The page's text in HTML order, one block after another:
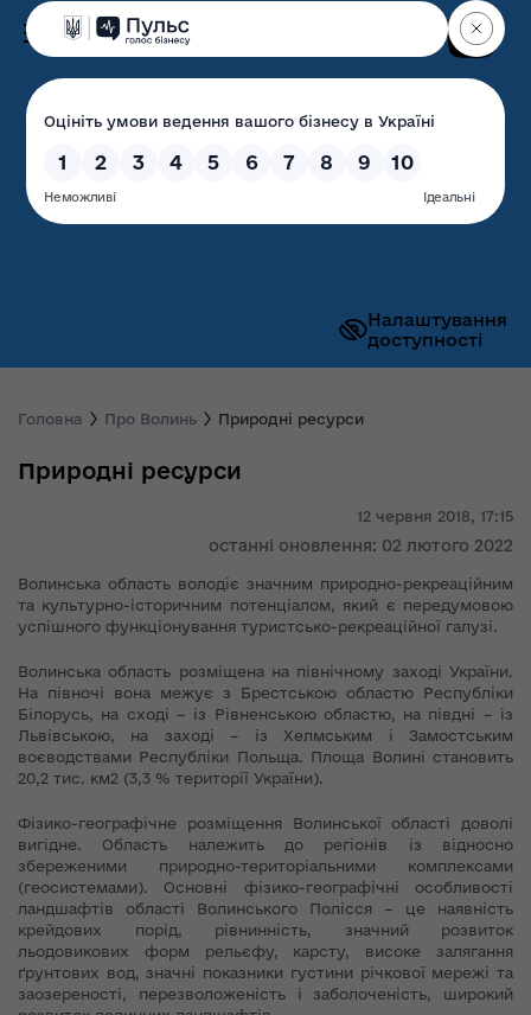
Налаштування
доступності
Волинська обласна
державна адміністрація
Головна Про Волинь Природні ресурси
12 червня 2018, 17:15
останні оновлення: 02 лютого 2022
Природні ресурси
Волинська область володіє значним природно-рекреаційним
та культурно-історичним потенціалом, який є передумовою
успішного функціонування туристсько-рекреаційної галузі.
Волинська область розміщена на північному заході України.
На півночі вона межує з Брестською областю Республіки
Білорусь, на сході – із Рівненською областю, на півдні – із
Львівською, на заході – із Хелмським і Замостським
воєводствами Республіки Польща. Площа Волині становить
20,2 тис. км2 (3,3 % території України).
Фізико-географічне розміщення Волинської області доволі
вигідне. Область належить до регіонів із відносно
збереженими природно-територіальними комплексами
(геосистемами). Основні фізико-географічні особливості
ландшафтів області Волинського Полісся – це наявність
крейдових порід, рівнинність, значний розвиток
льодовикових форм рельєфу, карсту, високе залягання
ґрунтових вод, значні показники густини річкової мережі та
заозереності, перезволоженість і заболоченість, широкий